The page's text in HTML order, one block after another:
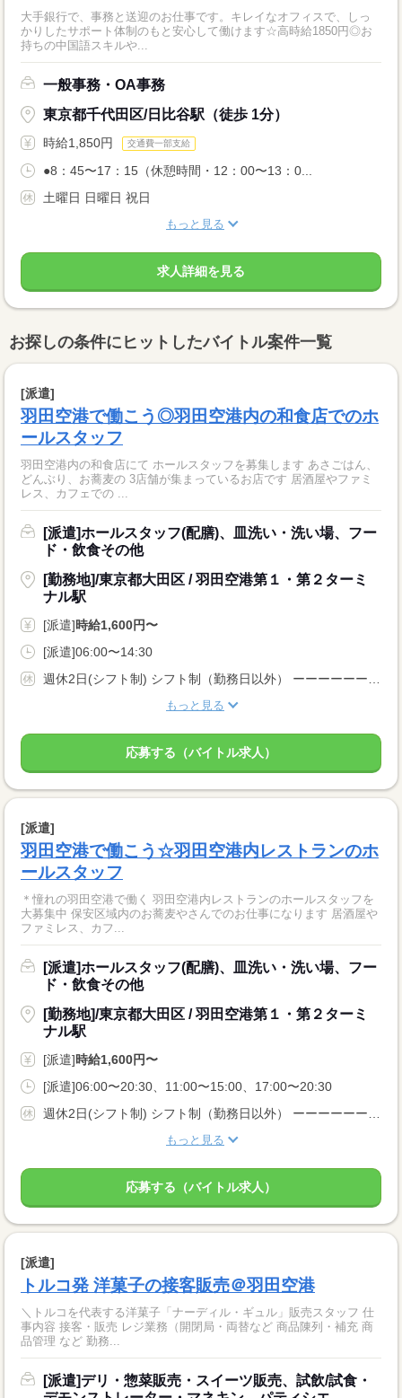
大手銀行で、事務と送迎のお仕事です。キレイなオフィスで、しっ
かりしたサポート体制のもと安心して働けます☆高時給1850円◎お
持ちの中国語スキルや...
一般事務・OA事務
東京都千代田区/日比谷駅（徒歩 1分）
時給1,850円 交通費一部支給
●8：45〜17：15（休憩時間・12：00〜13：0...
土曜日 日曜日 祝日
もっと見る
求人詳細を見る
お探しの条件にヒットしたバイトル案件一覧
[派遣]
羽田空港で働こう◎羽田空港内の和食店でのホ
ールスタッフ
羽田空港内の和食店にて ホールスタッフを募集します あさごはん、
どんぶり、お蕎麦の 3店舗が集まっているお店です 居酒屋やファミ
レス、カフェでの ...
[派遣]ホールスタッフ(配膳)、皿洗い・洗い場、フー
ド・飲食その他
[勤務地]/東京都大田区 / 羽田空港第１・第２ターミ
ナル駅
[派遣]時給1,600円〜
[派遣]06:00〜14:30
もっと見る
応募する（バイトル求人）
[派遣]
羽田空港で働こう☆羽田空港内レストランのホ
ールスタッフ
＊憧れの羽田空港で働く 羽田空港内レストランのホールスタッフを
大募集中 保安区域内のお蕎麦やさんでのお仕事になります 居酒屋や
ファミレス、カフ...
[派遣]ホールスタッフ(配膳)、皿洗い・洗い場、フー
ド・飲食その他
[勤務地]/東京都大田区 / 羽田空港第１・第２ターミ
ナル駅
[派遣]時給1,600円〜
[派遣]06:00〜20:30、11:00〜15:00、17:00〜20:30
もっと見る
応募する（バイトル求人）
[派遣]
トルコ発 洋菓子の接客販売＠羽田空港
＼トルコを代表する洋菓子「ナーディル・ギュル」販売スタッフ 仕
事内容 接客・販売 レジ業務（開閉局・両替など 商品陳列・補充 商
品管理 など 勤務...
[派遣]デリ・惣菜販売・スイーツ販売、試飲/試食・